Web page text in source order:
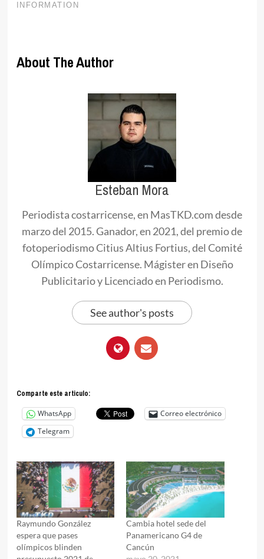
About The Author
Esteban Mora
Periodista costarricense, en MasTKD.com desde
marzo del 2015. Ganador, en 2021, del premio de
fotoperiodismo Citius Altius Fortius, del Comité
Olímpico Costarricense. Mágister en Diseño
Publicitario y Licenciado en Periodismo.
See author's posts
Comparte este articulo:
WhatsApp
Correo electrónico
Telegram
Raymundo González
espera que pases
olímpicos blinden
Cambia hotel sede del
Panamericano G4 de
Cancún